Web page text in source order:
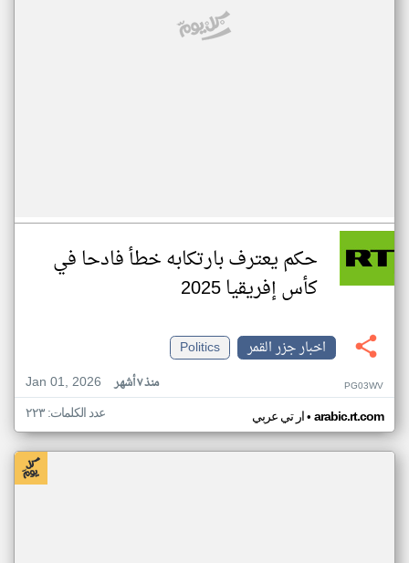
حكم يعترف بارتكابه خطأ فادحا في
كأس إفريقيا 2025
اخبار جزر القمر
Politics
Jan 01, 2026
منذ ٧ أشهر PG03WV
ار تي عربي• arabic.rt.com عدد الكلمات: ٢٢٣